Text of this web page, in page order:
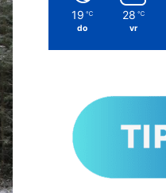
19 ℃
do
28 ℃
vr